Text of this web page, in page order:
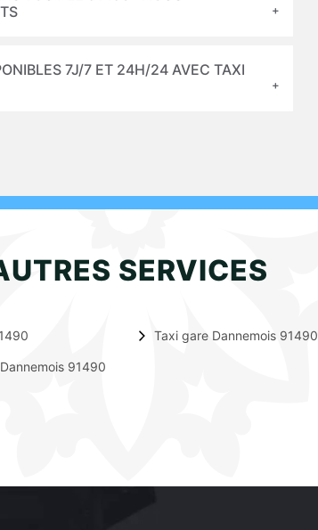
7J/7 ET 24H/24 AVEC TAXI
SERVICES
91490
Taxi gare Dannemois 91490